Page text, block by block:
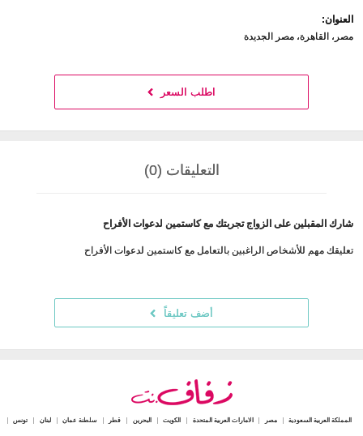
العنوان:
مصر، القاهرة، مصر الجديدة
اطلب السعر
التعليقات (0)
شارك المقبلين على الزواج تجربتك مع كاستمين لدعوات الأفراح
تعليقك مهم للأشخاص الراغبين بالتعامل مع كاستمين لدعوات الأفراح
أضف تعليقاً
المملكة العربية السعودية مصر الامارات العربية المتحدة الكويت البحرين قطر سلطنة عمان لبنان تونس